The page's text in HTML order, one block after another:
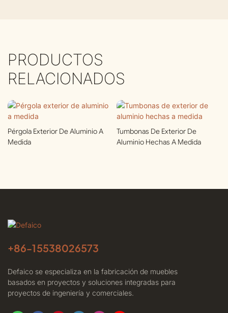
PRODUCTOS
RELACIONADOS
Pérgola Exterior De Aluminio A
Medida
Tumbonas De Exterior De
Aluminio Hechas A Medida
+86-15538026573
Defaico se especializa en la fabricación de muebles
basados ​​en proyectos y soluciones integradas para
proyectos de ingeniería y comerciales.